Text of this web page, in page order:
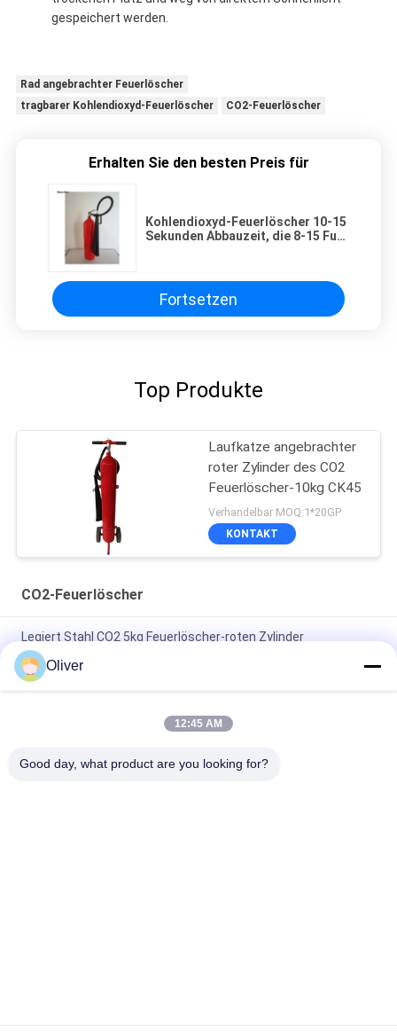
gespeichert werden.
Rad angebrachter Feuerlöscher
tragbarer Kohlendioxyd-Feuerlöscher
CO2-Feuerlöscher
Erhalten Sie den besten Preis für
Kohlendioxyd-Feuerlöscher 10-15
Sekunden Abbauzeit, die 8-15 Fuß
Fortsetzen
Top Produkte
Laufkatze angebrachter
roter Zylinder des CO2
Feuerlöscher-10kg CK45
Verhandelbar MOQ:1*20GP
KONTAKT
CO2-Feuerlöscher
Legiert Stahl CO2 5kg Feuerlöscher-roten Zylinder
136x655mm
2 kg tragbare CO2-Feuerlöscher aus Kohlenstoffstahl mit
rotem Zylinder für Brände der Klasse B
Korrosionsbekämpfung
Oliver
12:45 AM
Good day, what product are you looking for?